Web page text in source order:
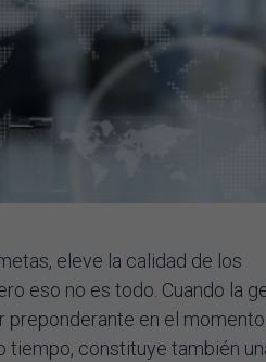
eleve la calidad de los
eso no es todo. Cuando la
en el
tiempo, constituye también